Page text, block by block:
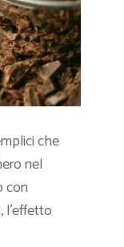
che
nel
con
l’effetto